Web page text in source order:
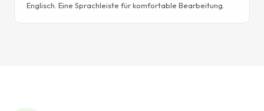
Englisch. Eine Sprachleiste für komfortable Bearbeitung.